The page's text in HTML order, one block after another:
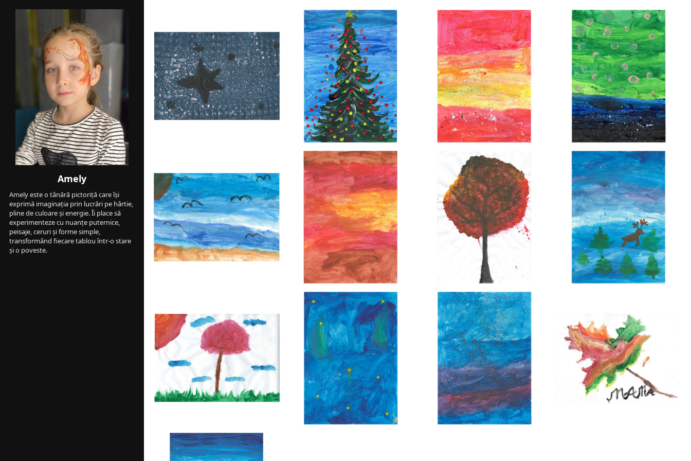
Amely
Amely este o tânără pictoriță care își
exprimă imaginația prin lucrări pe hârtie,
pline de culoare și energie. Îi place să
experimenteze cu nuanțe puternice,
peisaje, ceruri și forme simple,
transformând fiecare tablou într-o stare
și o poveste.